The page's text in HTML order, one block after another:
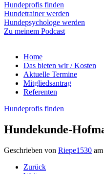
Hundeprofis finden
Hundetrainer werden
Hundepsychologe werden
Zu meinem Podcast
Home
Das bieten wir / Kosten
Aktuelle Termine
Mitgliedsantrag
Referenten
Hundeprofis finden
Hundekunde-
Geschrieben von Riepe1530 am
Zurück